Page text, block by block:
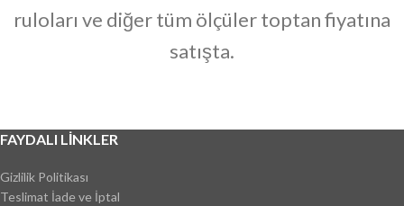
ruloları ve diğer tüm ölçüler toptan fiyatına
satışta.
FAYDALI LINKLER
Gizlilik Politikası
Teslimat İade ve İptal